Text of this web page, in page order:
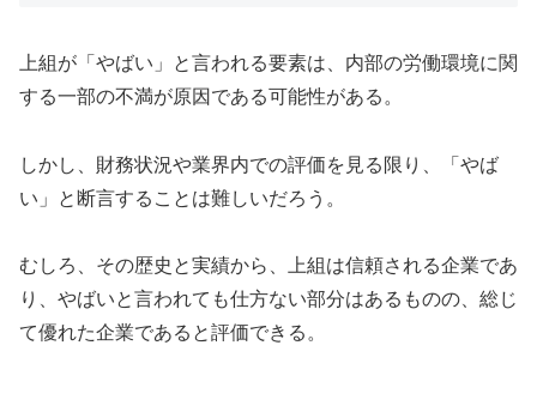
上組が「やばい」と言われる要素は、内部の労働環境に関
する一部の不満が原因である可能性がある。
しかし、財務状況や業界内での評価を見る限り、「やば
い」と断言することは難しいだろう。
むしろ、その歴史と実績から、上組は信頼される企業であ
り、やばいと言われても仕方ない部分はあるものの、総じ
て優れた企業であると評価できる。